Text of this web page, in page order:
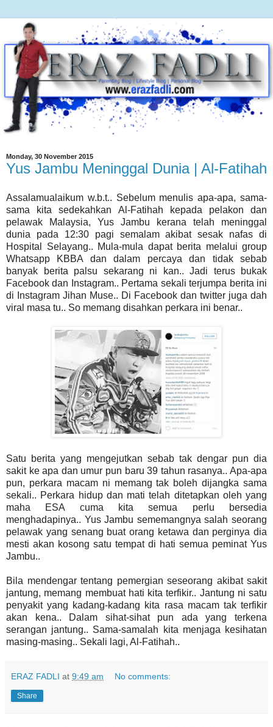
Monday, 30 November 2015
Yus Jambu Meninggal Dunia | Al-Fatihah
Assalamualaikum w.b.t.. Sebelum menulis apa-apa, sama-
sama kita sedekahkan Al-Fatihah kepada pelakon dan
pelawak Malaysia, Yus Jambu kerana telah meninggal
dunia pada 12:30 pagi semalam akibat sesak nafas di
Hospital Selayang.. Mula-mula dapat berita melalui group
Whatsapp KBBA dan dalam percaya dan tidak sebab
banyak berita palsu sekarang ni kan.. Jadi terus bukak
Facebook dan Instagram.. Pertama sekali terjumpa berita ini
di Instagram Jihan Muse.. Di Facebook dan twitter juga dah
viral masa tu.. So memang disahkan perkara ini benar..
Satu berita yang mengejutkan sebab tak dengar pun dia
sakit ke apa dan umur pun baru 39 tahun rasanya.. Apa-apa
pun, perkara macam ni memang tak boleh dijangka sama
sekali.. Perkara hidup dan mati telah ditetapkan oleh yang
maha ESA cuma kita semua perlu bersedia
menghadapinya.. Yus Jambu sememangnya salah seorang
pelawak yang senang buat orang ketawa dan perginya dia
mesti akan kosong satu tempat di hati semua peminat Yus
Jambu..
Bila mendengar tentang pemergian seseorang akibat sakit
jantung, memang membuat hati kita terfikir.. Jantung ni satu
penyakit yang kadang-kadang kita rasa macam tak terfikir
akan kena.. Dalam sihat-sihat pun ada yang terkena
serangan jantung.. Sama-samalah kita menjaga kesihatan
masing-masing.. Sekali lagi, Al-Fatihah..
ERAZ FADLI at 9:49 am No comments:
Share